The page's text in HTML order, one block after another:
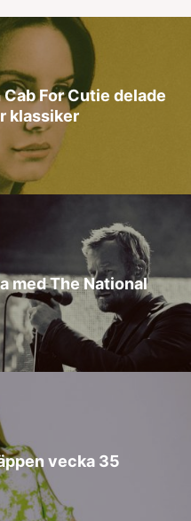
For Cutie delade
klassiker
med The National
vecka 35